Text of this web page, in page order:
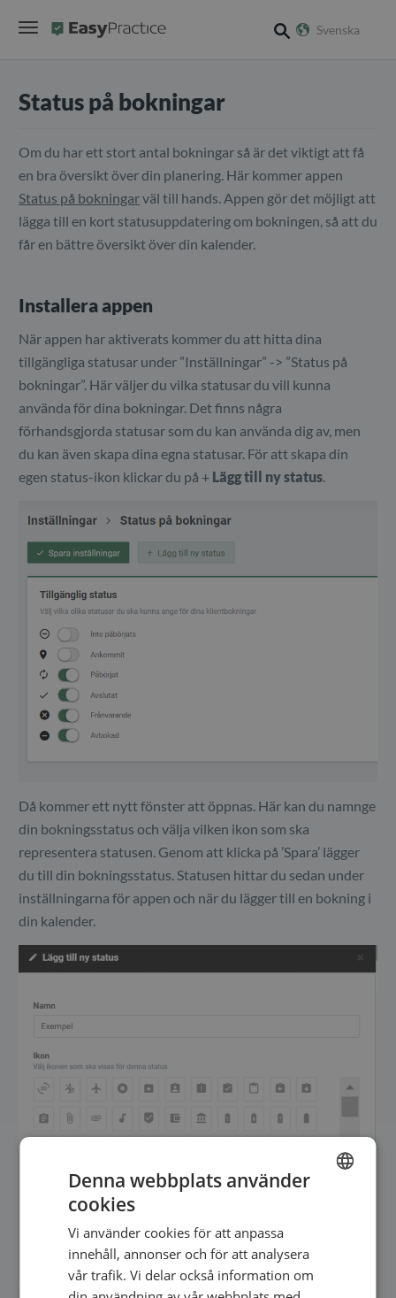
Svenska
Status på bokningar
Om du har ett stort antal bokningar så är det viktigt att få
en bra översikt över din planering. Här kommer appen
Status på bokningarväl till hands. Appen gör det möjligt att
lägga till en kort statusuppdatering om bokningen, så att du
får en bättre översikt över din kalender.
Installera appen
När appen har aktiverats kommer du att hitta dina
tillgängliga statusar under ”Inställningar” -> ”Status på
bokningar”. Här väljer du vilka statusar du vill kunna
använda för dina bokningar. Det finns några
förhandsgjorda statusar som du kan använda dig av, men
du kan även skapa dina egna statusar. För att skapa din
egen status-ikon klickar du på + Lägg till ny status.
Då kommer ett nytt fönster att öppnas. Här kan du namnge
din bokningsstatus och välja vilken ikon som ska
representera statusen. Genom att klicka på ’Spara’ lägger
du till din bokningsstatus. Statusen hittar du sedan under
inställningarna för appen och när du lägger till en bokning i
din kalender.
SWEDISH
Denna webbplats använder
cookies
Vi använder cookies för att anpassa
innehåll, annonser och för att analysera
vår trafik. Vi delar också information om